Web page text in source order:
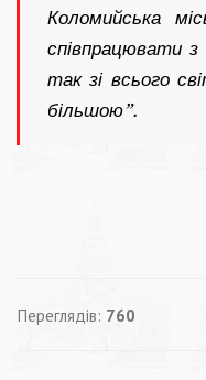
Коломийська
співпрацювати з
так зі всього
більшою”.
Переглядів: 760